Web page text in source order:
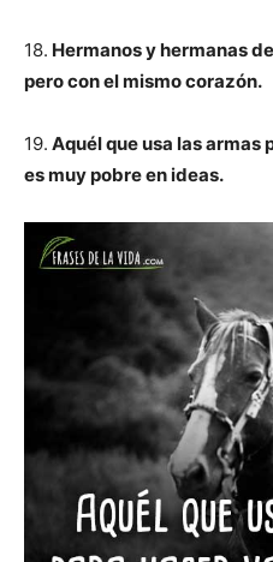
18. Hermanos y hermanas
pero con el mismo corazón.
19. Aquél que usa las armas
es muy pobre en ideas.